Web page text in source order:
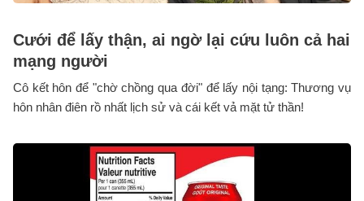
Cưới để lấy thận, ai ngờ lại cứu luôn cả hai
mạng người
Cô kết hôn để "chờ chồng qua đời" để lấy nội tạng: Thương vụ
hôn nhân điên rồ nhất lịch sử và cái kết vả mặt tử thần!